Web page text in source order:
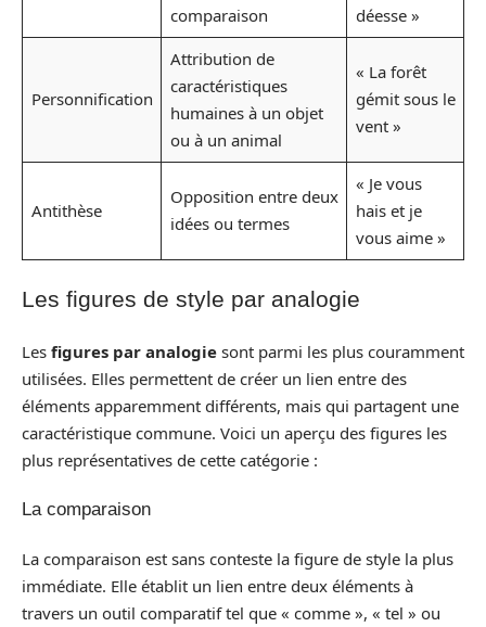
comparaison
déesse »
Personnification
Attribution de
caractéristiques
humaines à un objet
ou à un animal
« La forêt
gémit sous le
vent »
Antithèse
Opposition entre deux
idées ou termes
« Je vous
hais et je
vous aime »
Les figures de style par analogie
Les figures par analogie sont parmi les plus couramment
utilisées. Elles permettent de créer un lien entre des
éléments apparemment différents, mais qui partagent une
caractéristique commune. Voici un aperçu des figures les
plus représentatives de cette catégorie :
La comparaison
La comparaison est sans conteste la figure de style la plus
immédiate. Elle établit un lien entre deux éléments à
travers un outil comparatif tel que « comme », « tel » ou